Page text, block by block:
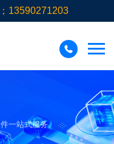
13590271203

一站式服务。